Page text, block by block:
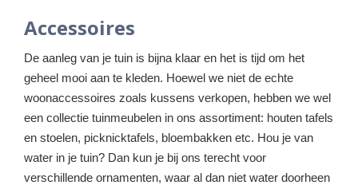
Accessoires
De aanleg van je tuin is bijna klaar en het is tijd om het
geheel mooi aan te kleden. Hoewel we niet de echte
woonaccessoires zoals kussens verkopen, hebben we wel
een collectie tuinmeubelen in ons assortiment: houten tafels
en stoelen, picknicktafels, bloembakken etc. Hou je van
water in je tuin? Dan kun je bij ons terecht voor
verschillende ornamenten, waar al dan niet water doorheen